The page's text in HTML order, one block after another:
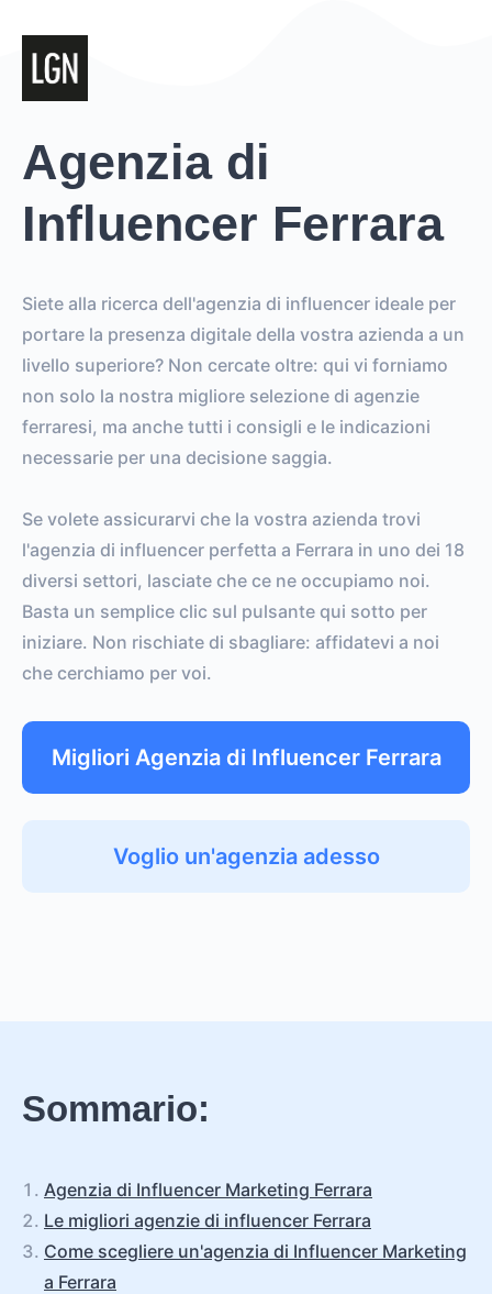
Agenzia di
Influencer Ferrara
Siete alla ricerca dell'agenzia di influencer ideale per
portare la presenza digitale della vostra azienda a un
livello superiore? Non cercate oltre: qui vi forniamo
non solo la nostra migliore selezione di agenzie
ferraresi, ma anche tutti i consigli e le indicazioni
necessarie per una decisione saggia.
Se volete assicurarvi che la vostra azienda trovi
l'agenzia di influencer perfetta a Ferrara in uno dei 18
diversi settori, lasciate che ce ne occupiamo noi.
Basta un semplice clic sul pulsante qui sotto per
iniziare. Non rischiate di sbagliare: affidatevi a noi
che cerchiamo per voi.
Migliori Agenzia di Influencer Ferrara
Voglio un'agenzia adesso
Sommario:
Agenzia di Influencer Marketing Ferrara
Le migliori agenzie di influencer Ferrara
Come scegliere un'agenzia di Influencer Marketing
a Ferrara